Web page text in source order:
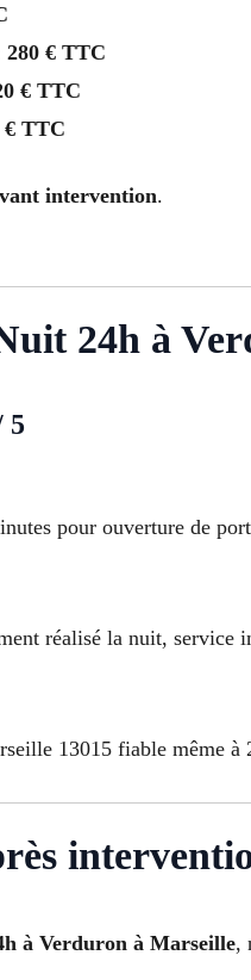
280 € TTC
€ TTC
€ TTC
intervention.
24h à
5
pour ouverture de
réalisé la nuit, service
13015 fiable même à
à Verduron à Marseille,